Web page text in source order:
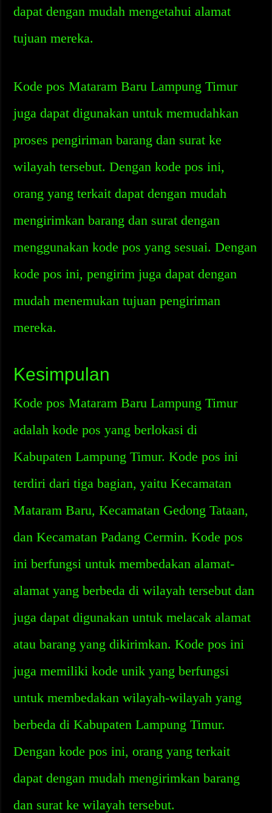
dapat dengan mudah mengetahui alamat
tujuan mereka.
Kode pos Mataram Baru Lampung Timur
juga dapat digunakan untuk memudahkan
proses pengiriman barang dan surat ke
wilayah tersebut. Dengan kode pos ini,
orang yang terkait dapat dengan mudah
mengirimkan barang dan surat dengan
menggunakan kode pos yang sesuai. Dengan
kode pos ini, pengirim juga dapat dengan
mudah menemukan tujuan pengiriman
mereka.
Kesimpulan
Kode pos Mataram Baru Lampung Timur
adalah kode pos yang berlokasi di
Kabupaten Lampung Timur. Kode pos ini
terdiri dari tiga bagian, yaitu Kecamatan
Mataram Baru, Kecamatan Gedong Tataan,
dan Kecamatan Padang Cermin. Kode pos
ini berfungsi untuk membedakan alamat-
alamat yang berbeda di wilayah tersebut dan
juga dapat digunakan untuk melacak alamat
atau barang yang dikirimkan. Kode pos ini
juga memiliki kode unik yang berfungsi
untuk membedakan wilayah-wilayah yang
berbeda di Kabupaten Lampung Timur.
Dengan kode pos ini, orang yang terkait
dapat dengan mudah mengirimkan barang
dan surat ke wilayah tersebut.